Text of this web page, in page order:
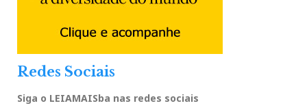
Redes Sociais
Siga o LEIAMAISba nas redes sociais